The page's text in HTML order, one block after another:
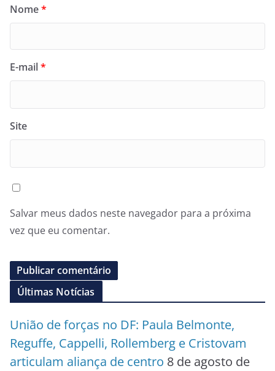
Nome*
E-mail*
Site
Salvar meus dados neste navegador para a próxima
vez que eu comentar.
Últimas Notícias
União de forças no DF: Paula Belmonte,
Reguffe, Cappelli, Rollemberg e Cristovam
articulam aliança de centro 8 de agosto de